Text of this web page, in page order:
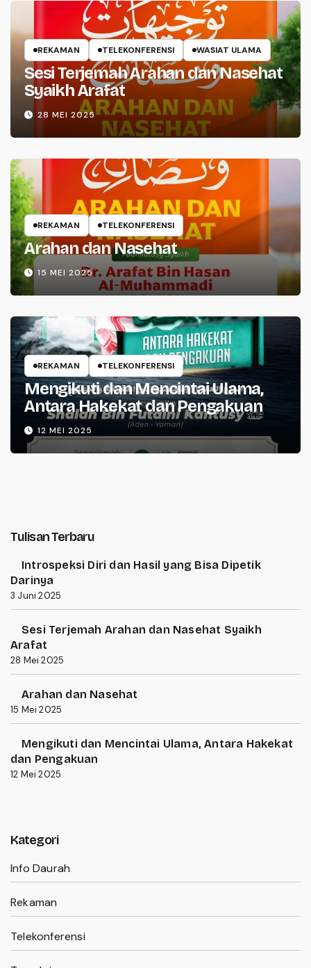
REKAMAN TELEKONFERENSI WASIAT ULAMA
Sesi Terjemah Arahan dan Nasehat
Syaikh Arafat
28 MEI 2025
REKAMAN TELEKONFERENSI
Arahan dan Nasehat
15 MEI 2025
REKAMAN TELEKONFERENSI
Mengikuti dan Mencintai Ulama,
Antara Hakekat dan Pengakuan
12 MEI 2025
Tulisan Terbaru
Introspeksi Diri dan Hasil yang Bisa Dipetik
Darinya
3 Juni 2025
Sesi Terjemah Arahan dan Nasehat Syaikh
Arafat
28 Mei 2025
Arahan dan Nasehat
15 Mei 2025
Mengikuti dan Mencintai Ulama, Antara Hakekat
dan Pengakuan
12 Mei 2025
Kategori
Info Daurah
Rekaman
Telekonferensi